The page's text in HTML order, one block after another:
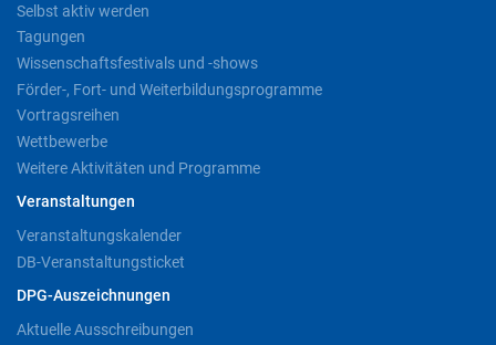
Selbst aktiv werden
Tagungen
Wissenschaftsfestivals und -shows
Förder-, Fort- und Weiterbildungsprogramme
Vortragsreihen
Wettbewerbe
Weitere Aktivitäten und Programme
Veranstaltungen
Veranstaltungskalender
DB-Veranstaltungsticket
DPG-Auszeichnungen
Aktuelle Ausschreibungen